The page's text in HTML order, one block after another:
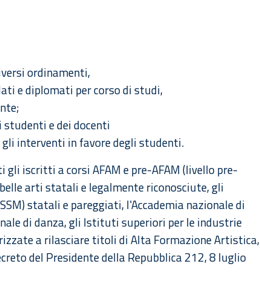
ordinamenti,
e diplomati per corso di studi,
e dei docenti
interventi in favore degli studenti.
iscritti a corsi AFAM e pre-AFAM (livello pre-
arti statali e legalmente riconosciute, gli
statali e pareggiati, l'Accademia nazionale di
di danza, gli Istituti superiori per le industrie
a rilasciare titoli di Alta Formazione Artistica,
del Presidente della Repubblica 212, 8 luglio